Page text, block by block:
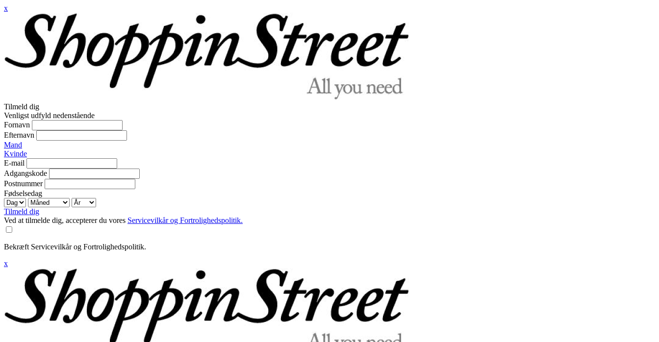
x
Tilmeld dig
Venligst udfyld nedenstående
Fornavn
Efternavn
Mand
Kvinde
E-mail
Adgangskode
Postnummer
Fødselsedag
Tilmeld dig
Ved at tilmelde dig, accepterer du vores Servicevilkår og Fortrolighedspolitik.
Bekræft Servicevilkår og Fortrolighedspolitik.
x